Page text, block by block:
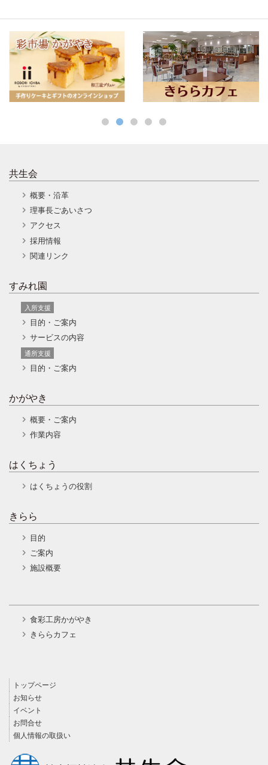
共生会
概要・沿革
理事長ごあいさつ
アクセス
採用情報
関連リンク
すみれ園
入所支援
目的・ご案内
サービスの内容
通所支援
目的・ご案内
かがやき
概要・ご案内
作業内容
はくちょう
はくちょうの役割
きらら
目的
ご案内
施設概要
食彩工房かがやき
きららカフェ
トップページ
お知らせ
イベント
お問合せ
個人情報の取扱い